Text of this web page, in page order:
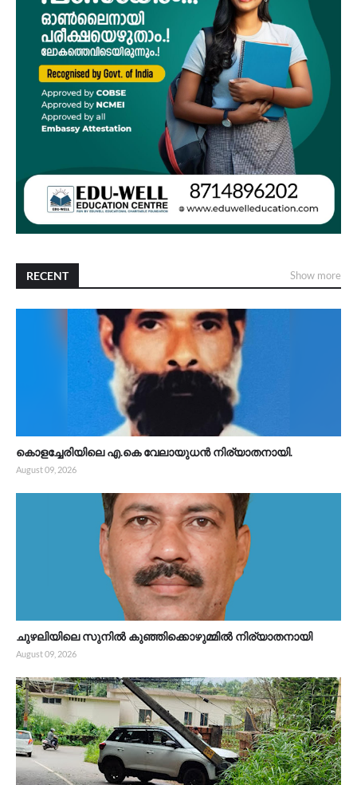
RECENT Show more
കൊളച്ചേരിയിലെ എ.കെ വേലായുധൻ നിര്യാതനായി.
August 09, 2026
ചുഴലിയിലെ സുനിൽ കുഞ്ഞിക്കൊഴുമ്മിൽ നിര്യാതനായി
August 09, 2026